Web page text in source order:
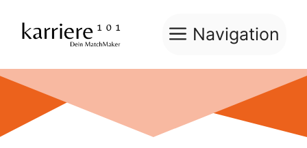
Inhalt
springen
Navigation